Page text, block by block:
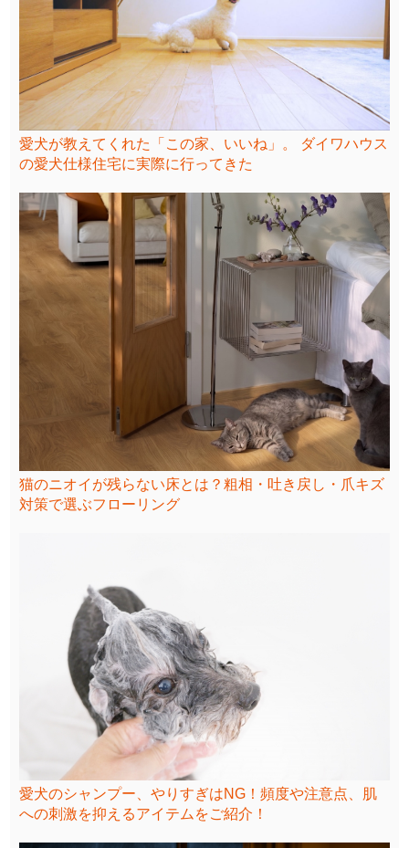
愛犬が教えてくれた「この家、いいね」。 ダイワハウス
の愛犬仕様住宅に実際に行ってきた
猫のニオイが残らない床とは？粗相・吐き戻し・爪キズ
対策で選ぶフローリング
愛犬のシャンプー、やりすぎはNG！頻度や注意点、肌
への刺激を抑えるアイテムをご紹介！